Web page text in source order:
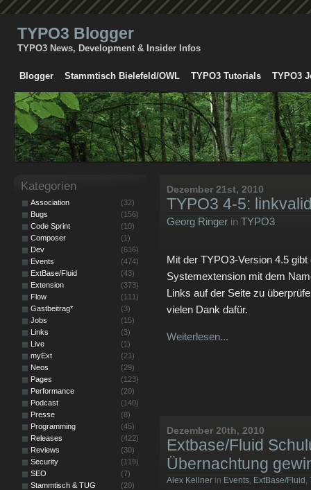
TYPO3 Blogger
TYPO3 News, Development & Insider Infos
Blogger Stammtisch Bielefeld/OWL TYPO3 Tutorials TYPO3
Dezember 21st, 2010
TYPO3 4-5:
Georg Ringer in TYPO3
Mit der TYPO3-Version 4.5
Systemextension mit dem
Links auf der Seite zu
vielen Dank dafür.
Weiterlesen...
Dezember 20th, 2010
Extbase/Fluid
Übernachtung
Alex Kellner in Events, ExtBase/Fluid ,
Kategorien
Association
(32)
Bugs
(156)
Code Sprint
(10)
Composer
(1)
Dev
(616)
Events
(474)
ExtBase/Fluid
(43)
Extension
(373)
Flow
(111)
Gastbeitrag*
(3)
Jobs
(15)
Links
(3)
Live
(1)
myExt
(21)
Neos
(29)
Pages
(123)
Performance
(20)
Podcast
(140)
Presse
(8)
Programming
(45)
Releases
(422)
Reviews
(30)
Security
(119)
SEO
(7)
Stammtisch & TUG
(20)